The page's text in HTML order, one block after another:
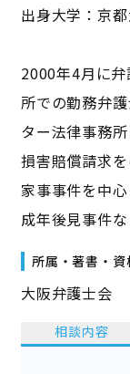
出身大学：京
2000年4月に
所での勤務弁
ター法律事務
損害賠償請求
家事事件を中
成年後見事件な
所属・著書・資
大阪弁護士会
相談内容